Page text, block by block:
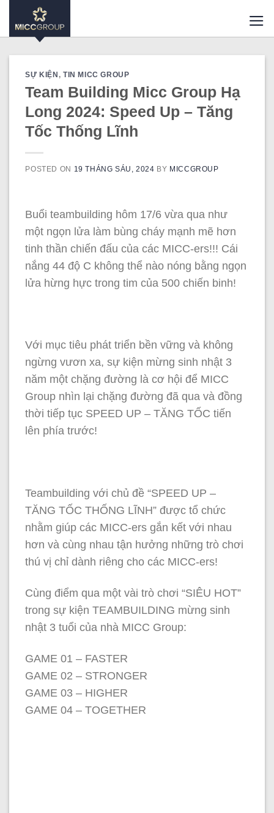
SỰ KIỆN , TIN MICC GROUP
Team Building Micc Group Hạ
Long 2024: Speed Up – Tăng
Tốc Thống Lĩnh
POSTED ON 19 THÁNG SÁU, 2024 BY MICCGROUP
Buổi teambuilding hôm 17/6 vừa qua như
một ngọn lửa làm bùng cháy mạnh mẽ hơn
tinh thần chiến đấu của các MICC-ers!!! Cái
nắng 44 độ C không thể nào nóng bằng ngọn
lửa hừng hực trong tim của 500 chiến binh!
Với mục tiêu phát triển bền vững và không
ngừng vươn xa, sự kiện mừng sinh nhật 3
năm một chặng đường là cơ hội để MICC
Group nhìn lại chặng đường đã qua và đồng
thời tiếp tục SPEED UP – TĂNG TỐC tiến
lên phía trước!
Teambuilding với chủ đề “SPEED UP –
TĂNG TỐC THỐNG LĨNH” được tổ chức
nhằm giúp các MICC-ers gắn kết với nhau
hơn và cùng nhau tận hưởng những trò chơi
thú vị chỉ dành riêng cho các MICC-ers!
Cùng điểm qua một vài trò chơi “SIÊU HOT”
trong sự kiện TEAMBUILDING mừng sinh
nhật 3 tuổi của nhà MICC Group:
GAME 01 – FASTER
GAME 02 – STRONGER
GAME 03 – HIGHER
GAME 04 – TOGETHER